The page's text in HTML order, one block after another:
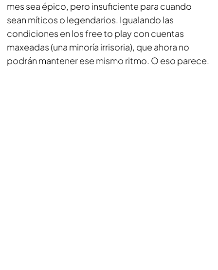
mes sea épico, pero insuficiente para cuando
sean míticos o legendarios. Igualando las
condiciones en los free to play con cuentas
maxeadas (una minoría irrisoria), que ahora no
podrán mantener ese mismo ritmo. O eso parece.